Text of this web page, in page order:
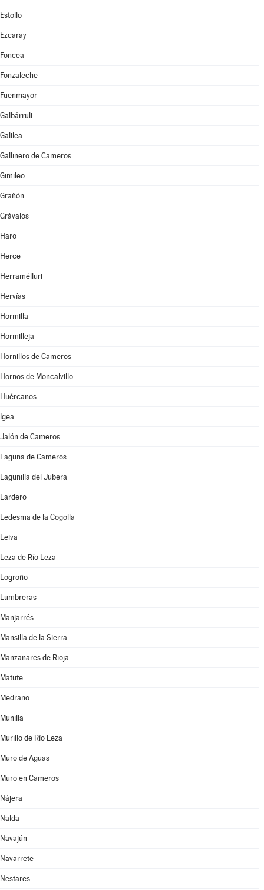
Estollo
Ezcaray
Foncea
Fonzaleche
Fuenmayor
Galbárruli
Galilea
Gallinero de Cameros
Gimileo
Grañón
Grávalos
Haro
Herce
Herramélluri
Hervías
Hormilla
Hormilleja
Hornillos de Cameros
Hornos de Moncalvillo
Huércanos
Igea
Jalón de Cameros
Laguna de Cameros
Lagunilla del Jubera
Lardero
Ledesma de la Cogolla
Leiva
Leza de Río Leza
Logroño
Lumbreras
Manjarrés
Mansilla de la Sierra
Manzanares de Rioja
Matute
Medrano
Munilla
Murillo de Río Leza
Muro de Aguas
Muro en Cameros
Nájera
Nalda
Navajún
Navarrete
Nestares